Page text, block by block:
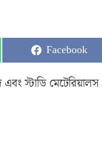
Share
on
Facebook
স্টাডি